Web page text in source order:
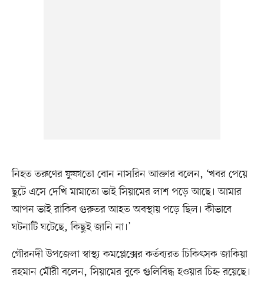
নিহত তরুণের ফুফাতো বোন নাসরিন আক্তার বলেন, ‘খবর পেয়ে
ছুটে এসে দেখি মামাতো ভাই সিয়ামের লাশ পড়ে আছে। আমার
আপন ভাই রাকিব গুরুতর আহত অবস্থায় পড়ে ছিল। কীভাবে
ঘটনাটি ঘটেছে, কিছুই জানি না।’
গৌরনদী উপজেলা স্বাস্থ্য কমপ্লেক্সের কর্তব্যরত চিকিৎসক জাকিয়া
রহমান মৌরী বলেন, সিয়ামের বুকে গুলিবিদ্ধ হওয়ার চিহ্ন রয়েছে।